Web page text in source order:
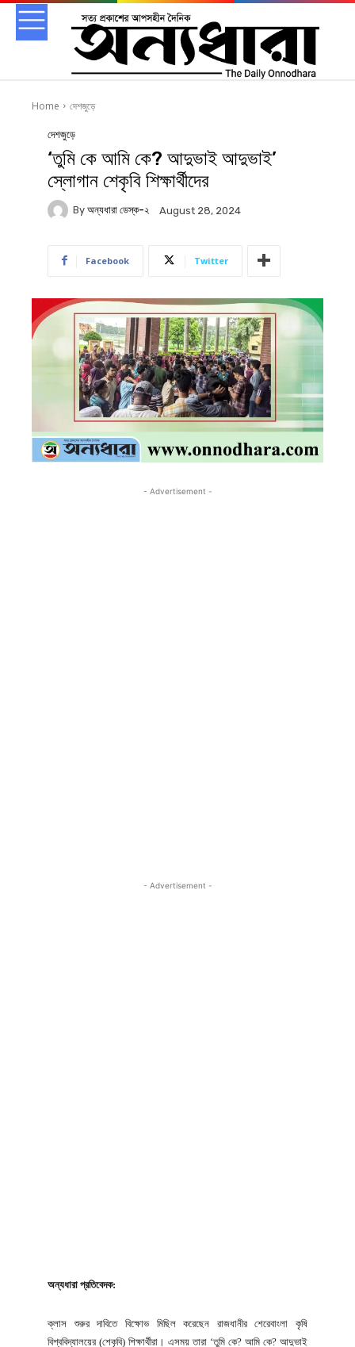
Home দেশজুড়ে
দেশজুড়ে
‘তুমি কে আমি কে? আদুভাই আদুভাই’
স্লোগান শেকৃবি শিক্ষার্থীদের
By অন্যধারা ডেস্ক-২ August 28, 2024
Facebook Twitter
- Advertisement -
- Advertisement -
অন্যধারা প্রতিবেদক:
ক্লাস শুরুর দাবিতে বিক্ষোভ মিছিল করেছেন রাজধানীর শেরেবাংলা কৃষি
বিশ্ববিদ্যালয়ের (শেকৃবি) শিক্ষার্থীরা। এসময় তারা ‘তুমি কে? আমি কে? আদুভাই